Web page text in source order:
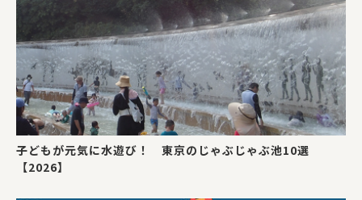
子どもが元気に水遊び！ 東京のじゃぶじゃぶ池10選
【2026】